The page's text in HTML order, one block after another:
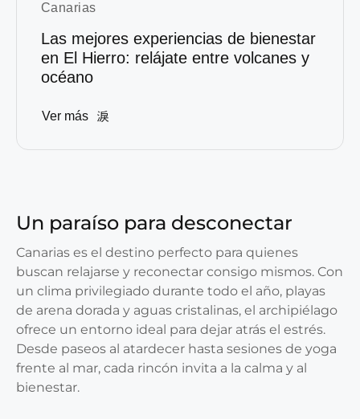
Canarias
Las mejores experiencias de bienestar
en El Hierro: relájate entre volcanes y
océano
Ver más
Un paraíso para desconectar
Canarias es el destino perfecto para quienes
buscan relajarse y reconectar consigo mismos. Con
un clima privilegiado durante todo el año, playas
de arena dorada y aguas cristalinas, el archipiélago
ofrece un entorno ideal para dejar atrás el estrés.
Desde paseos al atardecer hasta sesiones de yoga
frente al mar, cada rincón invita a la calma y al
bienestar.